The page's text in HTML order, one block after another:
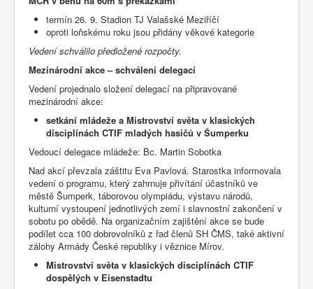
termín 26. 9. Stadion TJ Valašské Meziříčí
oproti loňskému roku jsou přidány věkové kategorie
Vedení schválilo předložené rozpočty.
Mezinárodní akce – schválení delegací
Vedení projednalo složení delegací na připravované
mezinárodní akce:
setkání mládeže a Mistrovství světa v klasických
disciplínách CTIF mladých hasičů v Šumperku
Vedoucí delegace mládeže: Bc. Martin Sobotka
Nad akcí převzala záštitu Eva Pavlová. Starostka informovala
vedení o programu, který zahrnuje přivítání účastníků ve
městě Šumperk, táborovou olympiádu, výstavu národů,
kulturní vystoupení jednotlivých zemí i slavnostní zakončení v
sobotu po obědě. Na organizačním zajištění akce se bude
podílet cca 100 dobrovolníků z řad členů SH ČMS, také aktivní
zálohy Armády České republiky i věznice Mírov.
Mistrovství světa v klasických disciplínách CTIF
dospělých v Eisenstadtu